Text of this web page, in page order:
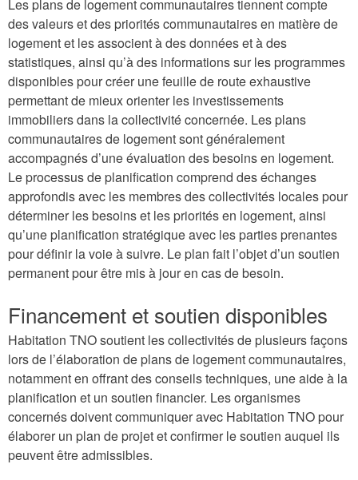
Les plans de logement communautaires tiennent compte
des valeurs et des priorités communautaires en matière de
logement et les associent à des données et à des
statistiques, ainsi qu’à des informations sur les programmes
disponibles pour créer une feuille de route exhaustive
permettant de mieux orienter les investissements
immobiliers dans la collectivité concernée. Les plans
communautaires de logement sont généralement
accompagnés d’une évaluation des besoins en logement.
Le processus de planification comprend des échanges
approfondis avec les membres des collectivités locales pour
déterminer les besoins et les priorités en logement, ainsi
qu’une planification stratégique avec les parties prenantes
pour définir la voie à suivre. Le plan fait l’objet d’un soutien
permanent pour être mis à jour en cas de besoin.
Financement et soutien disponibles
Habitation TNO soutient les collectivités de plusieurs façons
lors de l’élaboration de plans de logement communautaires,
notamment en offrant des conseils techniques, une aide à la
planification et un soutien financier. Les organismes
concernés doivent communiquer avec Habitation TNO pour
élaborer un plan de projet et confirmer le soutien auquel ils
peuvent être admissibles.